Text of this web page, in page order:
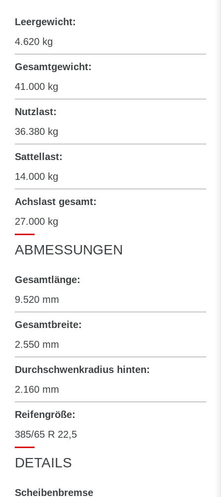
Leergewicht:
4.620 kg
Gesamtgewicht:
41.000 kg
Nutzlast:
36.380 kg
Sattellast:
14.000 kg
Achslast gesamt:
27.000 kg
ABMESSUNGEN
Gesamtlänge:
9.520 mm
Gesamtbreite:
2.550 mm
Durchschwenkradius hinten:
2.160 mm
Reifengröße:
385/65 R 22,5
DETAILS
Scheibenbremse